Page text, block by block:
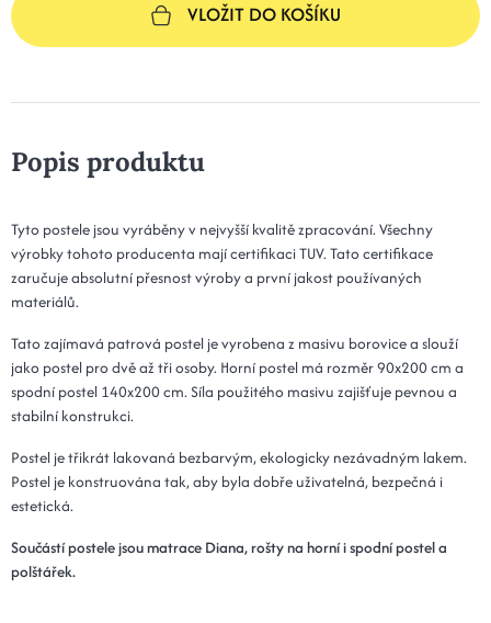
VLOŽIT DO KOŠÍKU
Popis produktu
Tyto postele jsou vyráběny v nejvyšší kvalitě zpracování. Všechny
výrobky tohoto producenta mají certifikaci TUV. Tato certifikace
zaručuje absolutní přesnost výroby a první jakost používaných
materiálů.
Tato zajímavá patrová postel je vyrobena z masivu borovice a slouží
jako postel pro dvě až tři osoby. Horní postel má rozměr 90x200 cm a
spodní postel 140x200 cm. Síla použitého masivu zajišťuje pevnou a
stabilní konstrukci.
Postel je třikrát lakovaná bezbarvým, ekologicky nezávadným lakem.
Postel je konstruována tak, aby byla dobře uživatelná, bezpečná i
estetická.
Součástí postele jsou matrace Diana, rošty na horní i spodní postel a
polštářek.